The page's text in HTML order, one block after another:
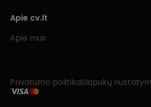
Apie cv.lt
Apie mus
Privatumo politikaSlapukų